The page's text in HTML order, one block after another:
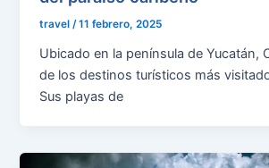
travel /11 febrero, 2025
Ubicado en la península de Yucatán,
de los destinos turísticos más
Sus playas de